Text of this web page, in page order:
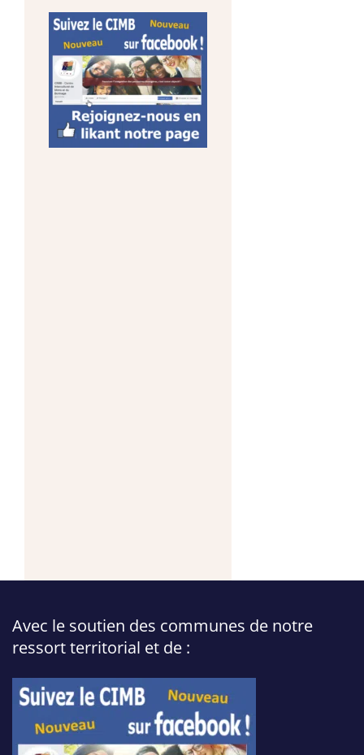
Avec le soutien des communes de notre
ressort territorial et de :